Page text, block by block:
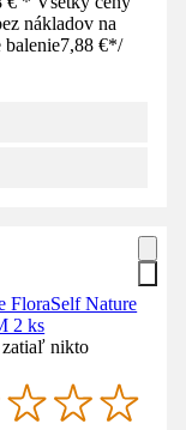
nákladov na
balenie7,88 €*/
FloraSelf Nature
2 ks
zatiaľ nikto